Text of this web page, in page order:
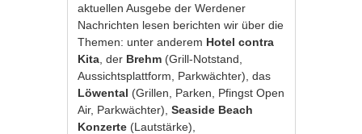
aktuellen Ausgebe der Werdener
Nachrichten lesen berichten wir über die
Themen: unter anderem Hotel contra
Kita , der Brehm (Grill-Notstand,
Aussichtsplattform, Parkwächter), das
Löwental (Grillen, Parken, Pfingst Open
Air, Parkwächter),Seaside Beach
Konzerte (Lautstärke),